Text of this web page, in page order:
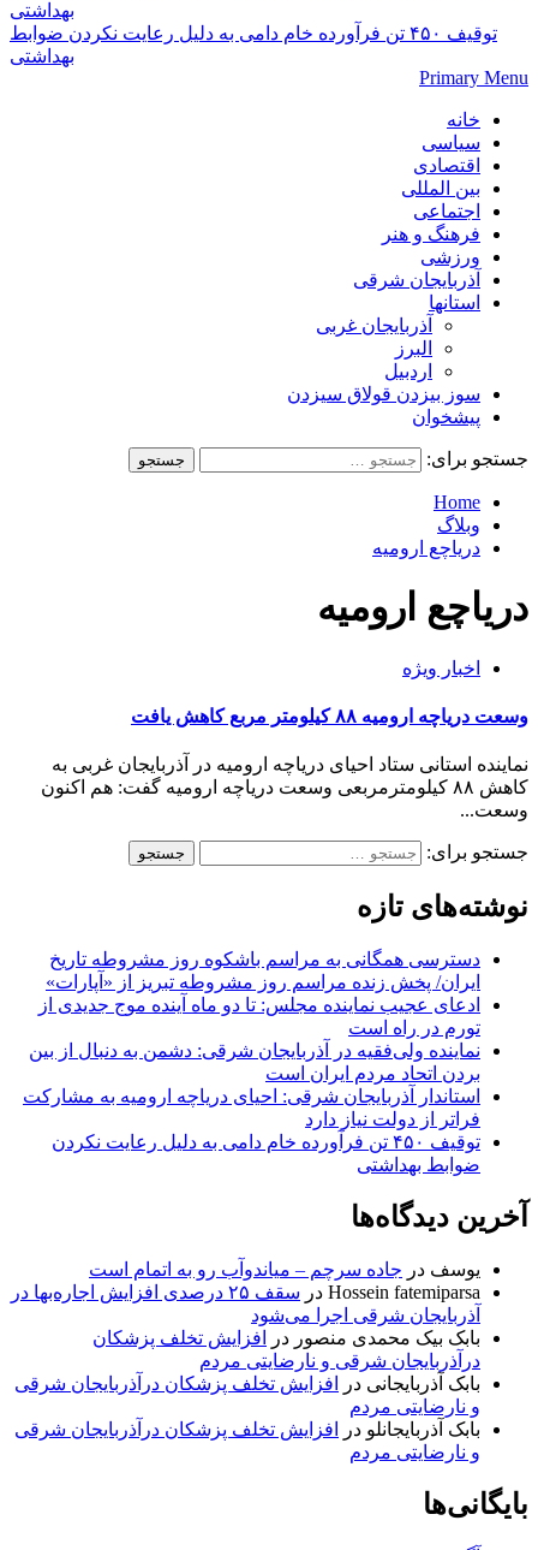
توقیف ۴۵۰ تن فرآورده خام دامی به دلیل رعایت نکردن ضوابط
بهداشتی
Primary Menu
خانه
سیاسی
اقتصادی
بین المللی
اجتماعی
فرهنگ و هنر
ورزشی
آذربایجان شرقی
استانها
آذربایجان غربی
البرز
اردبیل
سوز بیزدن قولاق سیزدن
پیشخوان
جستجو برای:
Home
وبلاگ
دریاچع ارومیه
دریاچع ارومیه
اخبار ویژه
وسعت دریاچه ارومیه ۸۸ کیلومتر مربع کاهش یافت
نماینده استانی ستاد احیای دریاچه ارومیه در آذربایجان غربی به
کاهش ۸۸ کیلومترمربعی وسعت دریاچه ارومیه گفت: هم اکنون
وسعت...
جستجو برای:
نوشته‌های تازه
دسترسی همگانی به مراسم باشکوه روز مشروطه تاریخ
ایران/ پخش زنده مراسم روز مشروطه تبریز از «آپارات»
ادعای عجیب نماینده مجلس: تا دو ماه آینده موج جدیدی از
تورم در راه است
نماینده ولی‌فقیه در آذربایجان شرقی: دشمن به دنبال از بین
بردن اتحاد مردم ایران است
استاندار آذربایجان شرقی: احیای دریاچه ارومیه به مشارکت
فراتر از دولت نیاز دارد
توقیف ۴۵۰ تن فرآورده خام دامی به دلیل رعایت نکردن
ضوابط بهداشتی
آخرین دیدگاه‌ها
یوسف در جاده سرچم – میاندوآب رو به اتمام است
Hossein fatemiparsa در
سقف ۲۵ درصدی افزایش اجاره‌بها در
آذربایجان شرقی اجرا می‌شود
بابک بیک محمدی منصور در
افزایش تخلف پزشکان
درآذربایجان شرقی و نارضایتی مردم
بابک آذربایجانی در
افزایش تخلف پزشکان درآذربایجان شرقی
و نارضایتی مردم
بابک آذربایجانلو در
افزایش تخلف پزشکان درآذربایجان شرقی
و نارضایتی مردم
بایگانی‌ها